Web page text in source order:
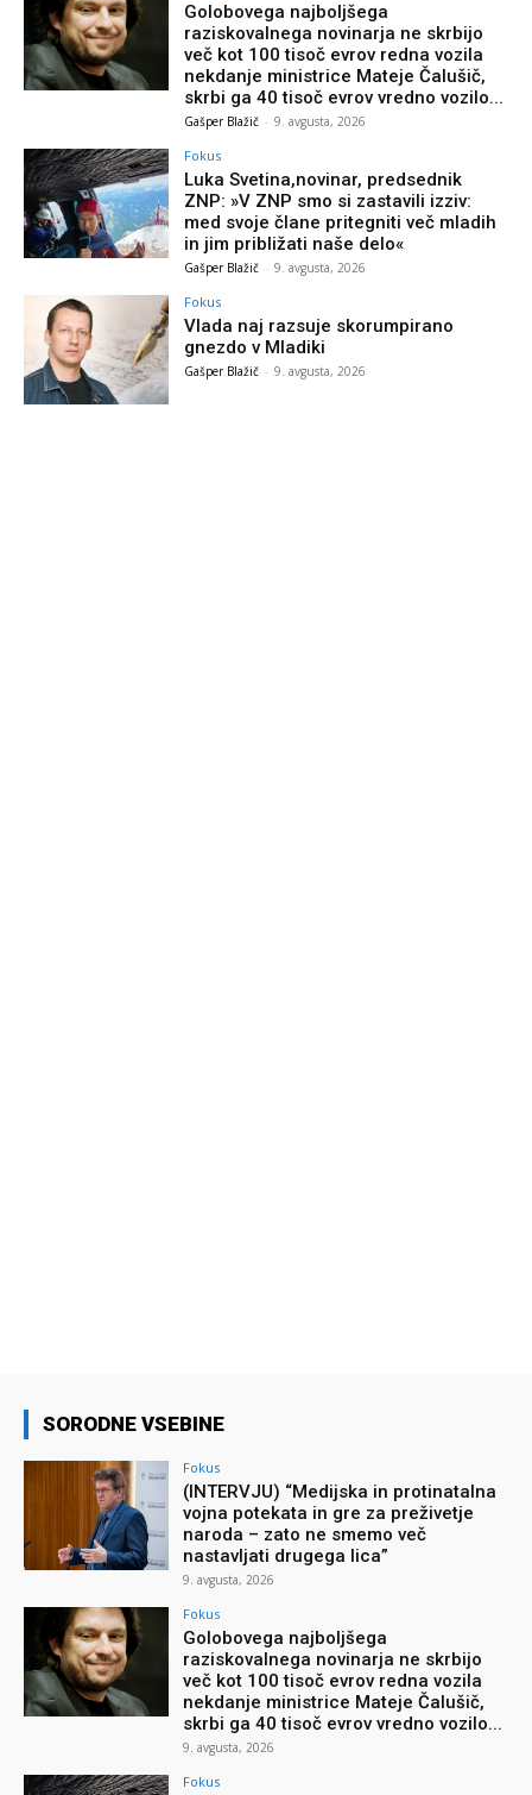
Golobovega najboljšega
raziskovalnega novinarja ne skrbijo
več kot 100 tisoč evrov redna vozila
nekdanje ministrice Mateje Čalušič,
skrbi ga 40 tisoč evrov vredno vozilo...
Gašper Blažič - 9. avgusta, 2026
Fokus
Luka Svetina,novinar, predsednik
ZNP: »V ZNP smo si zastavili izziv:
med svoje člane pritegniti več mladih
in jim približati naše delo«
Gašper Blažič - 9. avgusta, 2026
Fokus
Vlada naj razsuje skorumpirano
gnezdo v Mladiki
Gašper Blažič - 9. avgusta, 2026
SORODNE VSEBINE
Fokus
(INTERVJU) “Medijska in protinatalna
vojna potekata in gre za preživetje
naroda – zato ne smemo več
nastavljati drugega lica”
9. avgusta, 2026
Fokus
Golobovega najboljšega
raziskovalnega novinarja ne skrbijo
več kot 100 tisoč evrov redna vozila
nekdanje ministrice Mateje Čalušič,
skrbi ga 40 tisoč evrov vredno vozilo...
9. avgusta, 2026
Fokus